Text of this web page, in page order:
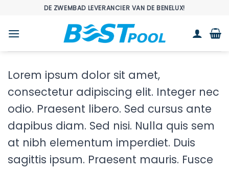
inhoud
DE ZWEMBAD LEVERANCIER VAN DE BENELUX!
Lorem ipsum dolor sit amet,
consectetur adipiscing elit. Integer nec
odio. Praesent libero. Sed cursus ante
dapibus diam. Sed nisi. Nulla quis sem
at nibh elementum imperdiet. Duis
sagittis ipsum. Praesent mauris. Fusce